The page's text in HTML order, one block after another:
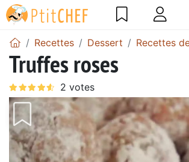
Recettes Dessert Recettes
Truffes roses